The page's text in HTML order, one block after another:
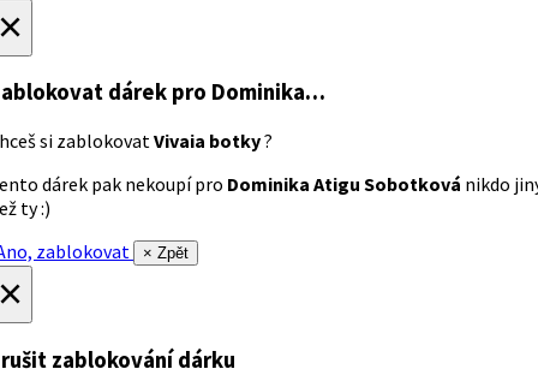
dárek pro Dominika…
si zablokovatVivaia botky?
dárek pak nekoupí pro Dominika Atigu Sobotková nikdo
ty :)
zablokovat
× Zpět
zablokování dárku